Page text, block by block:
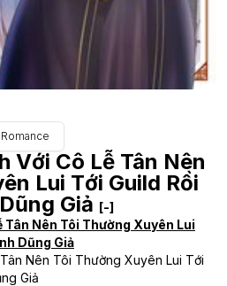
Romance
Với Cô Lễ Tân Nên
Lui Tới Guild Rồi
Giả [-]
Tân Nên Tôi Thường Xuyên Lui
Dũng Giả
Nên Tôi Thường Xuyên Lui Tới
Giả